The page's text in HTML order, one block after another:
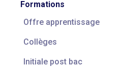
Formations
Offre apprentissage
Collèges
Initiale post bac